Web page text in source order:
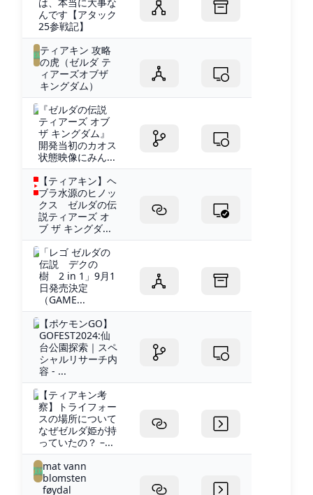
んです【アタック
25参戦記】
ティアキン 攻略
の虎（ゼルダ テ
ィアーズオブザ
キングダム）
『ゼルダの伝説
ティアーズ オブ
ザ キングダム』
開発当初のカオス
状態映像にみん...
【ティアキン】ヘ
ブラ水源のヒノッ
クス ゼルダの伝
説ティアーズ オ
ブ ザ キングダ...
「レゴ ゼルダの
伝説 デクの
樹 2 in 1」9月1
日発売決定
（GAME...
【ポケモンGO】
GOFEST2024:仙
台公園探索｜スペ
シャルリサーチ内
容 - ...
【ティアキン考
察】トライフォー
スの場所について
なぜゼルダ姫が持
っていたの？ –...
mat vann
blomsten
føydal